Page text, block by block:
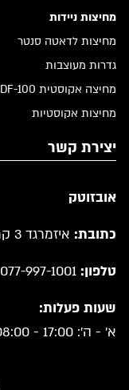
מחיצות ניידות
מחיצות לדאטה סנטר
גדרות מעוצבות
מחיצה אקוסטית DF-100
מחיצות אקוסטיות
יצירת קשר
אובזוטק
כתובת: איזמרגד 3 קריית גת
טלפון: 077-997-1001
שעות פעלות:
א' - ה': 17:00 - 08:00